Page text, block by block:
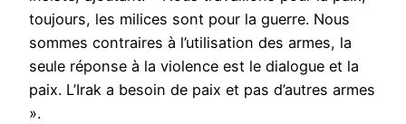
toujours, les milices sont pour la guerre. Nous
sommes contraires à l’utilisation des armes, la
seule réponse à la violence est le dialogue et la
paix. L’Irak a besoin de paix et pas d’autres armes
».